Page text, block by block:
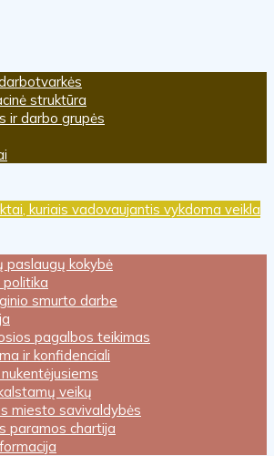
struktūra
ir darbo grupės
kuriais vadovaujantis vykdoma veikla
paslaugų kokybė
politika
smurto darbe
pagalbos teikimas
ir konfidenciali
veikų
miesto savivaldybės
paramos chartija